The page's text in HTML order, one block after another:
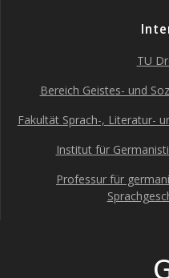
TU
Bereich Geistes- und
Fakultät Sprach-, Literatur-
Institut für
Professur für